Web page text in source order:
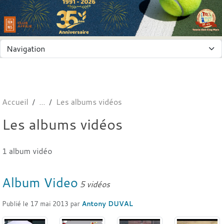
Accueil Les albums vidéos
Les albums vidéos
1 album vidéo
Album Video 5 vidéos
Publié le 17 mai 2013 par Antony DUVAL
Panneau de gestion des cookies